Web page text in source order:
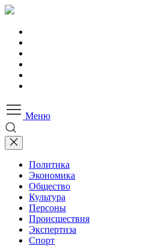
Меню
Политика
Экономика
Общество
Культура
Персоны
Происшествия
Экспертиза
Спорт